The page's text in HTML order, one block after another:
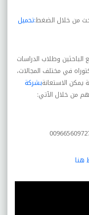
من خلال الضغط:تحميل
الباحثين وطلاب الدراسات
في مختلف المجالات،
الاستعانةبشركة
من خلال الآتي:
هنا